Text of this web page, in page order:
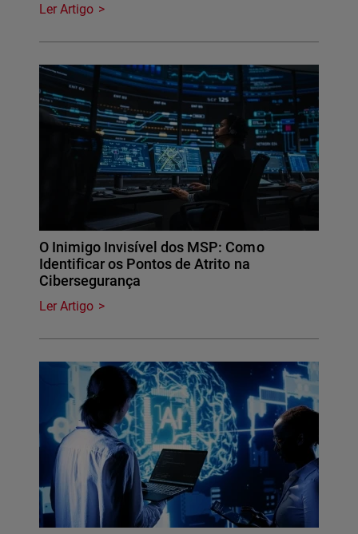
Ler Artigo
O Inimigo Invisível dos MSP: Como
Identificar os Pontos de Atrito na
Cibersegurança
Ler Artigo